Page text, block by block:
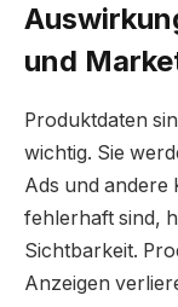
und
Produktdaten
wichtig. Sie
Ads und andere
fehlerhaft sind,
Sichtbarkeit.
Anzeigen